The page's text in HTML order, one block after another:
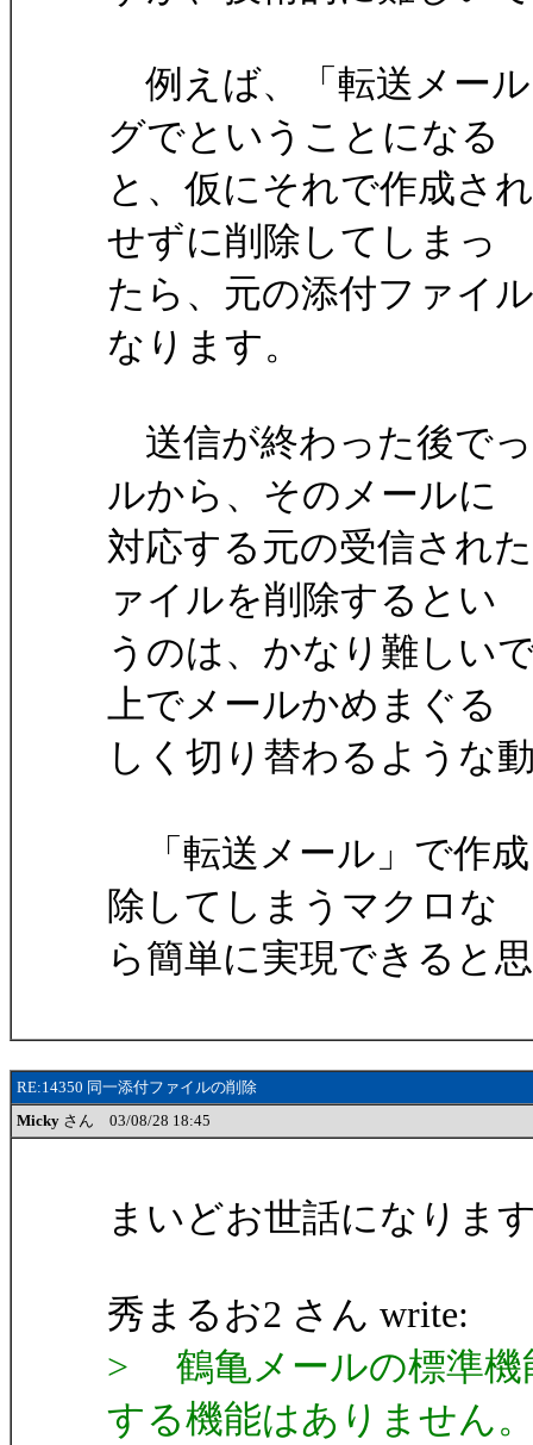
例えば、「転送メー
グでということになる
と、仮にそれで作成さ
せずに削除してしまっ
たら、元の添付ファイ
なります。
送信が終わった後で
ルから、そのメールに
対応する元の受信され
ァイルを削除するとい
うのは、かなり難しい
上でメールかめまぐる
しく切り替わるような
「転送メール」で作
除してしまうマクロな
ら簡単に実現できると
RE:14350 同一添付ファイルの削除
Micky さん 03/08/28 18:45
まいどお世話になりま
秀まるお2 さん write:
> 鶴亀メールの標準機
する機能はありません